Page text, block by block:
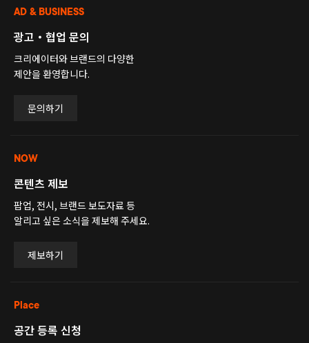
AD & BUSINESS
광고・협업 문의
크리에이터와 브랜드의 다양한
제안을 환영합니다.
문의하기
NOW
콘텐츠 제보
팝업, 전시, 브랜드 보도자료 등
알리고 싶은 소식을 제보해 주세요.
제보하기
Place
공간 등록 신청